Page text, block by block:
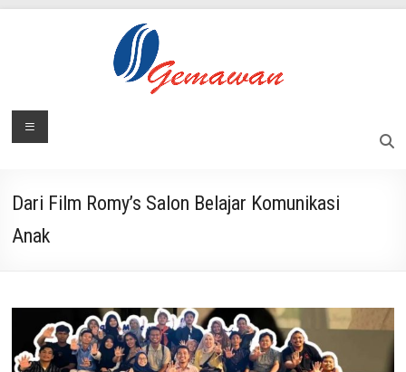
Lembaga
Swadaya
Menu
Dari Film Romy’s Salon Belajar Komunikasi
Anak